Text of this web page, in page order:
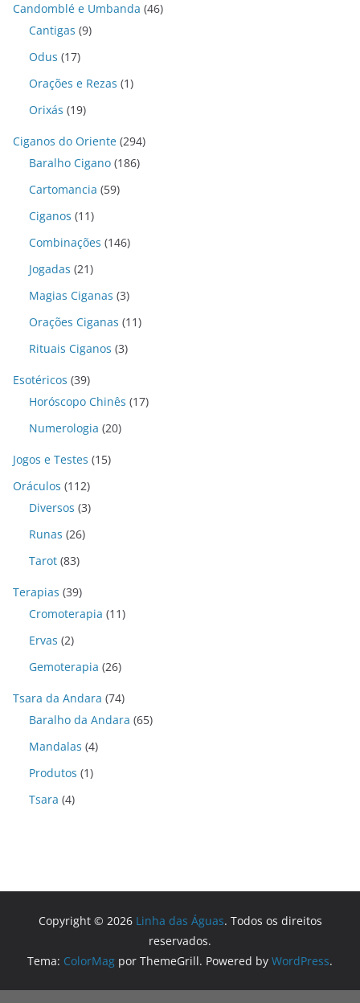
Candomblé e Umbanda (46)
Cantigas (9)
Odus (17)
Orações e Rezas (1)
Orixás (19)
Ciganos do Oriente (294)
Baralho Cigano (186)
Cartomancia (59)
Ciganos (11)
Combinações (146)
Jogadas (21)
Magias Ciganas (3)
Orações Ciganas (11)
Rituais Ciganos (3)
Esotéricos (39)
Horóscopo Chinês (17)
Numerologia (20)
Jogos e Testes (15)
Oráculos (112)
Diversos (3)
Runas (26)
Tarot (83)
Terapias (39)
Cromoterapia (11)
Ervas (2)
Gemoterapia (26)
Tsara da Andara (74)
Baralho da Andara (65)
Mandalas (4)
Produtos (1)
Tsara (4)
Copyright © 2026 Linha das Águas. Todos os direitos
reservados.
Tema: ColorMag por ThemeGrill. Powered by WordPress.